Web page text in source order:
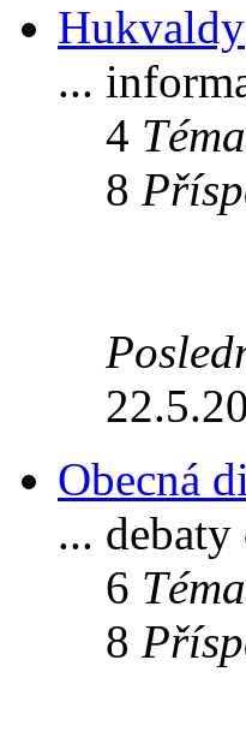
Hukvaldy
...
4
8
Obecná
...
6
8